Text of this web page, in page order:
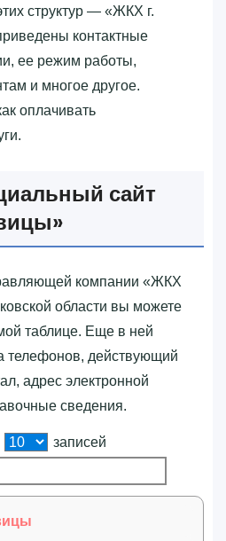
структур — «‎ЖКХ г.
контактные
ее режим работы,
и многое другое.
оплачивать
сайт
компании «‎ЖКХ
области вы можете
таблице. Еще в ней
действующий
адрес электронной
сведения.
записей